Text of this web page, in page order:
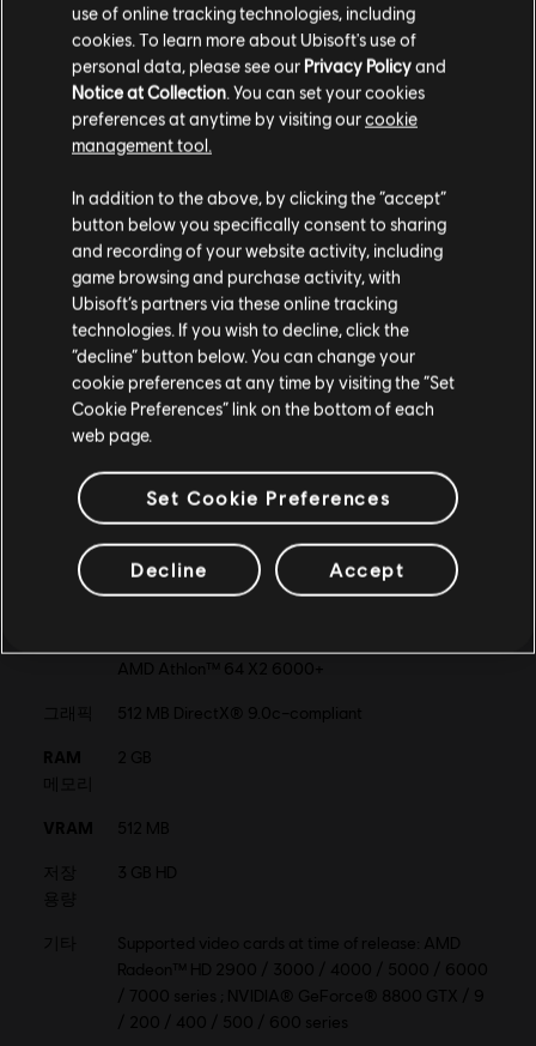
출시일:01/05/2013
때는 2007년, 미래. 당신은 마크 4 사이버 코만도 렉스 콜트 하
사입니다. 2007년, 지구는 90년대에 발발한 핵전쟁으로 황폐해졌
습니다. 동서 간의 마찰은 몇 대에 걸쳐서 격렬히 계속됐으며, 인류
는 재앙과 같은 시기를 지나 앞으로 나아가기 위해 노력하고 있습니
보그 군대가 그 해답을 찾아냈습니다. 외딴 섬에 있는 강력한 생물무
기입니다. 당신
더 알아보기
영어, 프랑스어, 이탈리아어, 독일어, 스페인어, 네덜란드어, 포
르투갈어, 브라질어, 러시아어
슈팅
활성화:Automatically added to your Ubisoft Connect for PC
PC 환경:
이 콘텐츠를 플레이하려면 Ubisoft 계정과 Ubisoft
멀티플레이: 아니요
싱글 플레이:예
© 2013 Ubisoft Entertainment. All Rights Reserved. Far Cry,
Entertainment in the US and/or other countries. Based on
Crytek’s original Far Cry directed by Cevat Yerli. Powered by
Crytek’s technology “CryEngine.”
From 25 January 2024: Online
features will no longer available for
더 보기
Far Cry 3 - Blood Dragon 시스템
요구 사항
최소 권장
운영체
Windows 10
그래픽 512 MB DirectX® 9.0c–compliant
RAM
메모리
2 GB
VRAM 512 MB
용량
3 GB HD
Supported video cards at time of release: AMD
Radeon™ HD 2900 / 3000 / 4000 / 5000 / 6000
/ 7000 series ; NVIDIA® GeForce® 8800 GTX / 9
/ 200 / 400 / 500 / 600 series
고객님은 미국에 위치하고 있다고 생각합니다.
구매를 위해 로컬 지역의 상점을 방문하십시오.
현재 스토어 유지
위치 업데이트
use of online tracking technologies, including
cookies. To learn more about Ubisoft's use of
personal data, please see our Privacy Policyand
Notice at Collection. You can set your cookies
preferences at anytime by visiting ourcookie
management tool.
In addition to the above, by clicking the “accept”
button below you specifically consent to sharing
and recording of your website activity, including
game browsing and purchase activity, with
Ubisoft’s partners via these online tracking
technologies. If you wish to decline, click the
“decline” button below. You can change your
cookie preferences at any time by visiting the “Set
Cookie Preferences” link on the bottom of each
web page.
Set Cookie Preferences
Decline Accept